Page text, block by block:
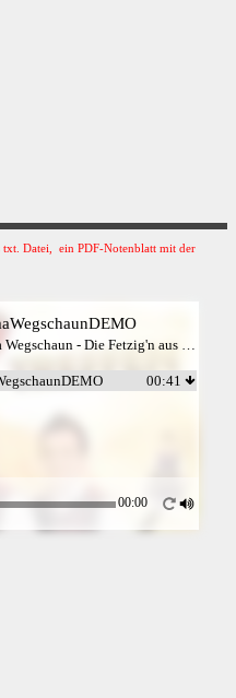
txt. Datei, ein PDF-Notenblatt mit der
00:41
00:00